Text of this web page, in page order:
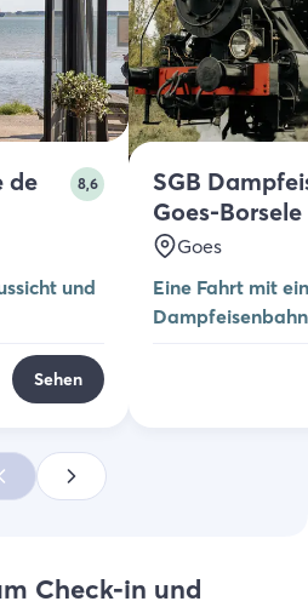
de
8,6
und
Sehen
SGB
Goes-Borsele
Goes
Eine Fahrt mit
Dampfeisenbahn
Check-in und